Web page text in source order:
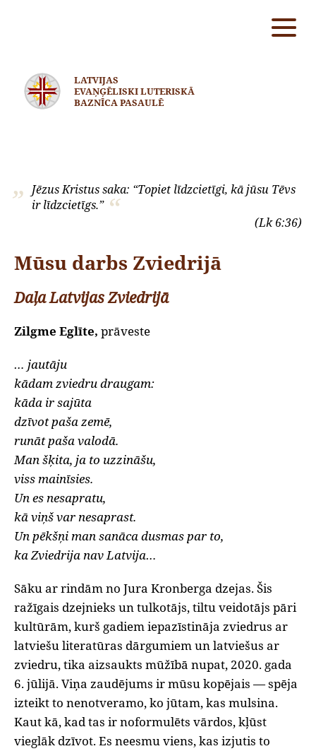
LATVIJAS
EVAŅĢĒLISKI LUTERISKĀ
BAZNĪCA PASAULĒ
Jēzus Kristus saka: “Topiet līdzcietīgi, kā jūsu Tēvs
ir līdzcietīgs.”
(Lk 6:36)
Mūsu darbs Zviedrijā
Daļa Latvijas Zviedrijā
Zilgme Eglīte, prāveste
… jautāju
kādam zviedru draugam:
kāda ir sajūta
dzīvot paša zemē,
runāt paša valodā.
Man šķita, ja to uzzināšu,
viss mainīsies.
Un es nesapratu,
kā viņš var nesaprast.
Un pēkšņi man sanāca dusmas par to,
ka Zviedrija nav Latvija…
Sāku ar rindām no Jura Kronberga dzejas. Šis
ražīgais dzejnieks un tulkotājs, tiltu veidotājs pāri
kultūrām, kurš gadiem iepazīstināja zviedrus ar
latviešu literatūras dārgumiem un latviešus ar
zviedru, tika aizsaukts mūžībā nupat, 2020. gada
6. jūlijā. Viņa zaudējums ir mūsu kopējais — spēja
izteikt to nenotveramo, ko jūtam, kas mulsina.
Kaut kā, kad tas ir noformulēts vārdos, kļūst
vieglāk dzīvot. Es neesmu viens, kas izjutis to